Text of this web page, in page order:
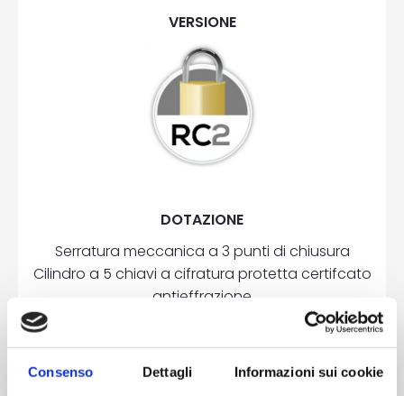
Consenso Dettagli Informazioni sui cookie
VERSIONE
DOTAZIONE
Serratura meccanica a 3 punti di chiusura
Cilindro a 5 chiavi a cifratura protetta certifcato
antieffrazione
3 cerniere a 2 ali in alluminio registrabili
Piatti di rinforzo in acciaio nel telaio